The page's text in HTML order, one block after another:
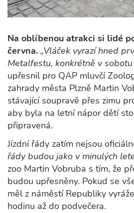
Na oblíbenou atrakci si lidé
června. „Vláček vyrazí hned
Metalfestu, konkrétně v sobotu
upřesnil pro QAP mluvčí
zahrady města Plzně Martin
stávající soupravě přes zimu
aby byla na letní nápor dětí
připravená.
Jízdní řády zatím nejsou
řády budou jako v minulých
zoo Martin Vobruba s tím, že
budou upřesněny. Pokud se
měl z náměstí Republiky
hodinu až do podvečera.